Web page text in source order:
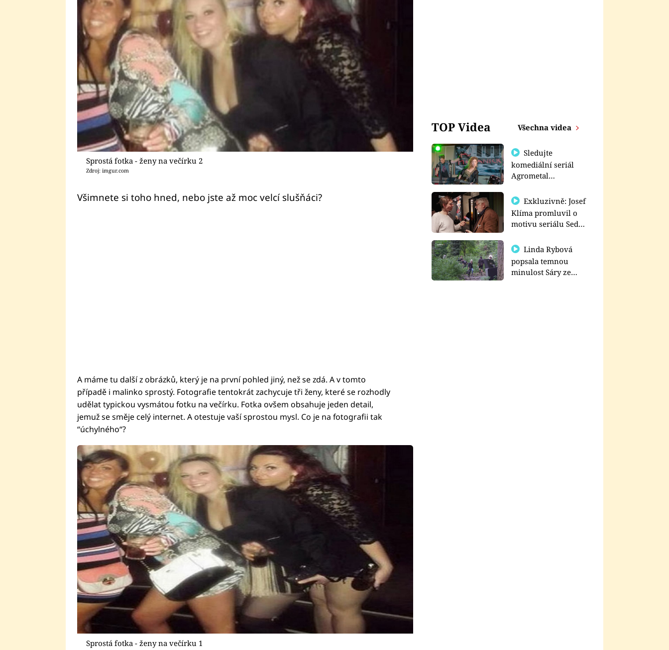
Sprostá fotka - ženy na večírku 2
Zdroj: imgur.com
Všimnete si toho hned, nebo jste až moc velcí slušňáci?
A máme tu další z obrázků, který je na první pohled jiný, než se zdá. A v tomto
případě i malinko sprostý. Fotografie tentokrát zachycuje tři ženy, které se rozhodly
udělat typickou vysmátou fotku na večírku. Fotka ovšem obsahuje jeden detail,
jemuž se směje celý internet. A otestuje vaší sprostou mysl. Co je na fotografii tak
“úchylného“?
Sprostá fotka - ženy na večírku 1
TOP Videa Všechna videa
Sledujte
komediální seriál
Agrometal
prima+
Exkluzivně: Josef
Klíma promluvil o
motivu seriálu Sedm
Linda Rybová
popsala temnou
minulost Sáry ze